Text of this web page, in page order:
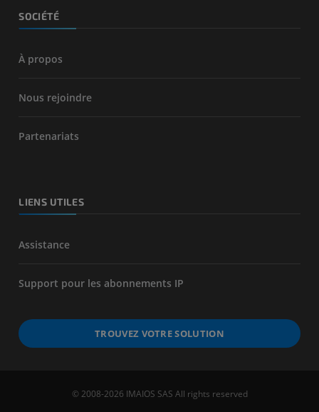
SOCIÉTÉ
À propos
Nous rejoindre
Partenariats
LIENS UTILES
Assistance
Support pour les abonnements IP
TROUVEZ VOTRE SOLUTION
© 2008-2026 IMAIOS SAS All rights reserved